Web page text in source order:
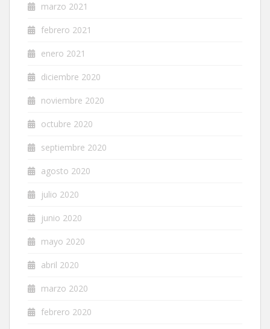
marzo 2021
febrero 2021
enero 2021
diciembre 2020
noviembre 2020
octubre 2020
septiembre 2020
agosto 2020
julio 2020
junio 2020
mayo 2020
abril 2020
marzo 2020
febrero 2020